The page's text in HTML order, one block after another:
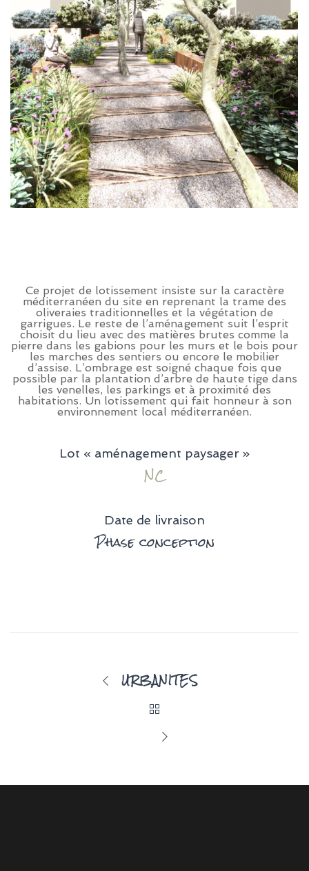
Ce projet de lotissement insiste sur la caractère
méditerranéen du site en reprenant la trame des
oliveraies traditionnelles et la végétation de
garrigues. Le reste de l’aménagement suit l’esprit
choisit du lieu avec des matières brutes comme la
pierre dans les gabions pour les murs et le bois pour
les marches des sentiers ou encore le mobilier
d’assise. L’ombrage est soigné chaque fois que
possible par la plantation d’arbre de haute tige dans
les venelles, les parkings et à proximité des
habitations. Un lotissement qui fait honneur à son
environnement local méditerranéen.
Lot « aménagement paysager »
NC
Date de livraison
Phase conception
URBANITES